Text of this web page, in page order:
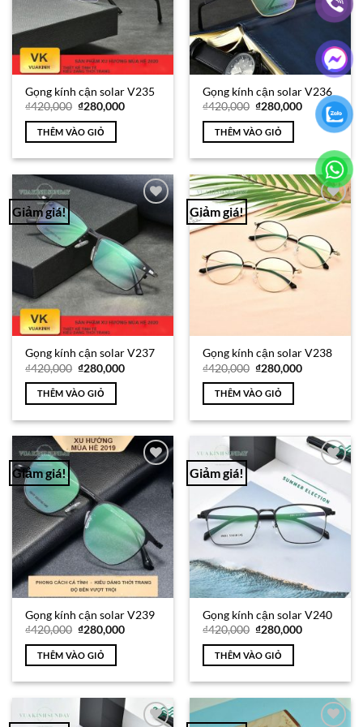
Gọng kính cận solar V235
₫420,000 Giá
là:
₫420,000.
₫280,000Giá
THÊM VÀO GIỎ
Gọng kính cận solar V236
₫420,000 Giá
là:
₫420,000.
₫280,000Giá
hiện
₫280,000.
THÊM VÀO GIỎ
Giảm giá!
Gọng kính cận solar V237
₫420,000 Giá
là:
₫420,000.
₫280,000Giá
THÊM VÀO GIỎ
Giảm giá!
Add to
Gọng kính cận solar V238
₫420,000 Giá
là:
₫420,000.
₫280,000Giá
THÊM VÀO GIỎ
Giảm giá!
Add to
Wishlist
Gọng kính cận solar V239
₫420,000 Giá
là:
₫420,000.
₫280,000Giá
THÊM VÀO GIỎ
Giảm giá!
Wishlist
Gọng kính cận solar V240
₫420,000 Giá
là:
₫420,000.
₫280,000Giá
THÊM VÀO GIỎ